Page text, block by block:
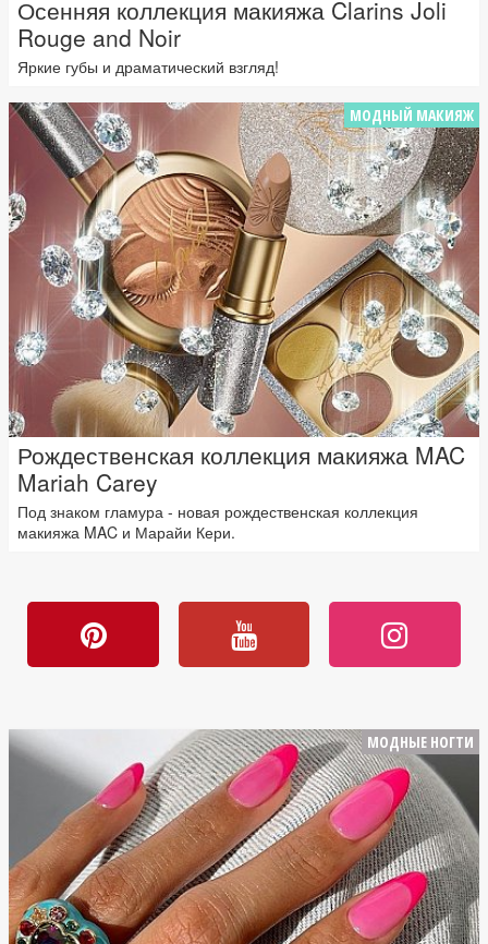
Осенняя коллекция макияжа Clarins Joli
Rouge and Noir
Яркие губы и драматический взгляд!
МОДНЫЙ МАКИЯЖ
Рождественская коллекция макияжа MAC
Mariah Carey
Под знаком гламура - новая рождественская коллекция
макияжа MAC и Марайи Кери.
МОДНЫЕ НОГТИ